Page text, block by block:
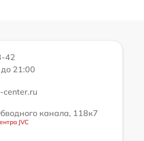
42
21:00
center.ru
канала, 118к7
JVC